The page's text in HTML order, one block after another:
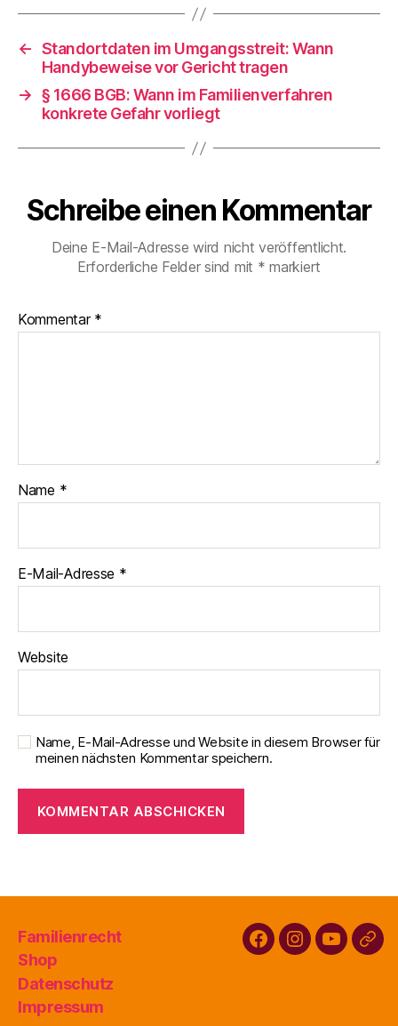
← Standortdaten im Umgangsstreit: Wann
Handybeweise vor Gericht tragen
→ § 1666 BGB: Wann im Familienverfahren
konkrete Gefahr vorliegt
Schreibe einen Kommentar
Deine E-Mail-Adresse wird nicht veröffentlicht.
Erforderliche Felder sind mit * markiert
Kommentar *
Name *
E-Mail-Adresse *
Website
Name, E-Mail-Adresse und Website in diesem Browser für
meinen nächsten Kommentar speichern.
Familienrecht
Shop
Datenschutz
Impressum
FacebookInstagram
Youtube